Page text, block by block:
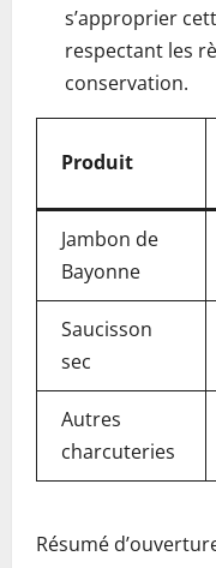
s’approprier
respectant les
conservation.
Produit
Jambon de
Bayonne
Saucisson
sec
Autres
charcuteries
Résumé